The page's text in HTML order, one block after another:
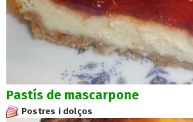
Pastís de mascarpone
Postres i dolços